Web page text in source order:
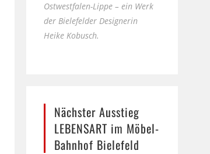
Ostwestfalen-Lippe – ein Werk
der Bielefelder Designerin
Heike Kobusch.
Nächster Ausstieg
LEBENSART im Möbel-
Bahnhof Bielefeld